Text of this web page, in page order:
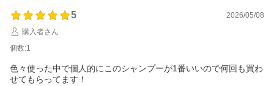
5
2026/05/08
購入者さん
個数:1
色々使った中で個人的にこのシャンプーが1番いいので何回も買わ
せてもらってます！